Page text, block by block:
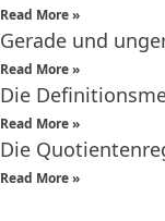
Read More »
Gerade und
Read More »
Die
Read More »
Die
Read More »